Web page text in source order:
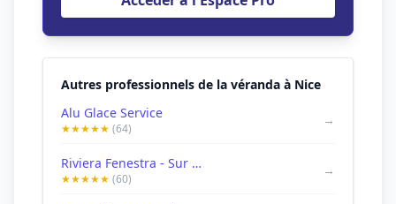
Autres professionnels de la véranda à Nice
Alu Glace Service
★★★★★ (64)
→
Riviera Fenestra - Sur Mesure Menuiserie
★★★★★ (60)
→